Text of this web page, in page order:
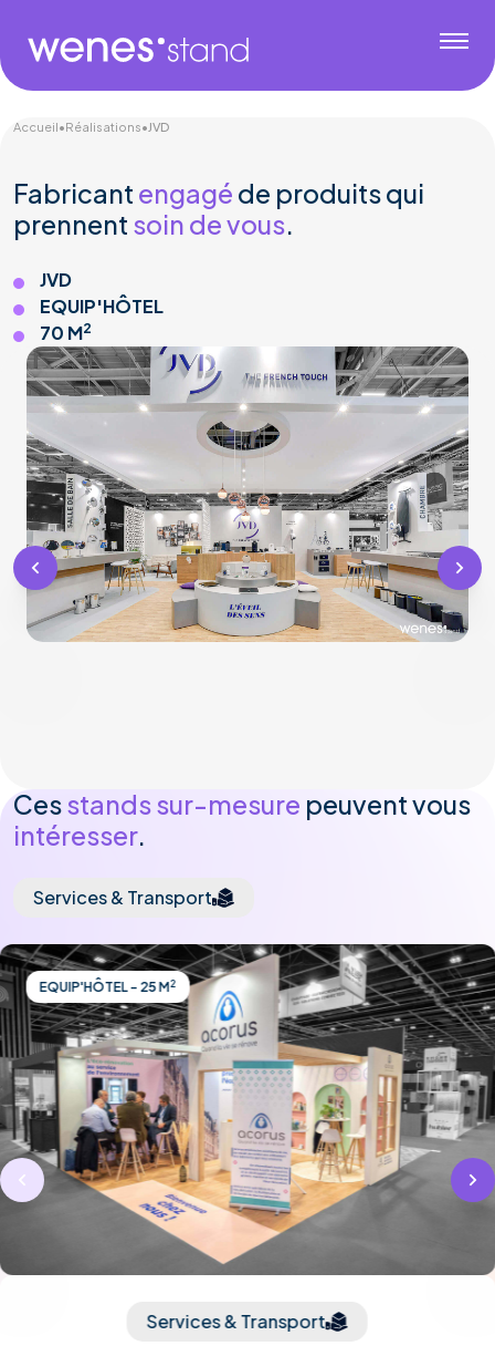
Accueil•Réalisations•JVD
Fabricant engagé de produits qui
prennent soin de vous.
JVD
EQUIP'HÔTEL
70 M2
Services & Transport
Cesstands sur-mesure peuvent vous
intéresser.
Services & Transport
EQUIP'HÔTEL - 25 M2
Services & Transport